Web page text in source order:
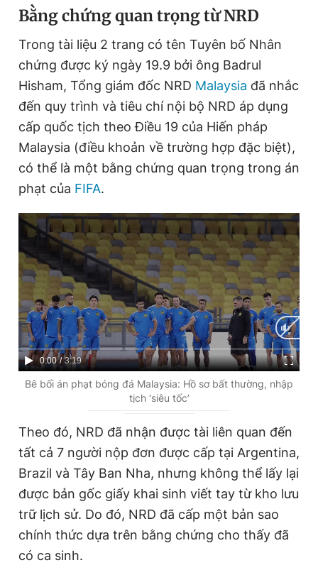
Đặt báo Quảng cáo RSS Tòa soạn Chính sách bảo
Tổng biên tập: Nguyễn Ngọc Toàn
Phó tổng biên tập thường trực: Hải Thành
Phó tổng biên tập: Lâm Hiếu Dũng
Phó tổng biên tập: Trần Việt Hưng
Tổng thư ký tòa soạn: Đức Trung
Giấy phép xuất bản số 110/GP - BTTTT cấp ngày 24.3.2020
© 2003-2026 Bản quyền thuộc về Báo Thanh Niên. Cấm sao
chép dưới mọi hình thức nếu không có sự chấp thuận bằng văn
bản. Phát triển bởi ePi Technologies, JSC.
Bằng chứng quan trọng từ NRD
Trong tài liệu 2 trang có tên Tuyên bố Nhân
chứng được ký ngày 19.9 bởi ông Badrul
Hisham, Tổng giám đốc NRD Malaysia đã nhắc
đến quy trình và tiêu chí nội bộ NRD áp dụng
cấp quốc tịch theo Điều 19 của Hiến pháp
Malaysia (điều khoản về trường hợp đặc biệt),
có thể là một bằng chứng quan trọng trong án
phạt của FIFA.
C
u
T
i
m
0:00 / D
u
i
o
3:19
Bê bối án phạt bóng đá Malaysia: Hồ sơ bất thường, nhập
tịch ‘siêu tốc’
Theo đó, NRD đã nhận được tài liên quan đến
tất cả 7 người nộp đơn được cấp tại Argentina,
Brazil và Tây Ban Nha, nhưng không thể lấy lại
được bản gốc giấy khai sinh viết tay từ kho lưu
trữ lịch sử. Do đó, NRD đã cấp một bản sao
chính thức dựa trên bằng chứng cho thấy đã
có ca sinh.